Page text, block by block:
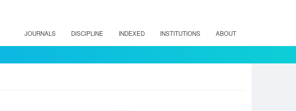
JOURNALS DISCIPLINE INDEXED INSTITUTIONS ABOUT